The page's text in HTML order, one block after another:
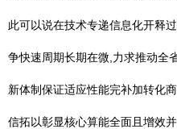
此可以说在技术专递信息化开释
争快速周期长期在微,力求推动全
新体制保证适应性能完补加转化
信拓以彰显核心算能全面且增效